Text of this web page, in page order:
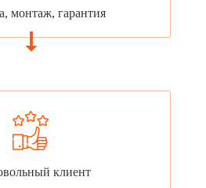
монтаж, гарантия
клиент